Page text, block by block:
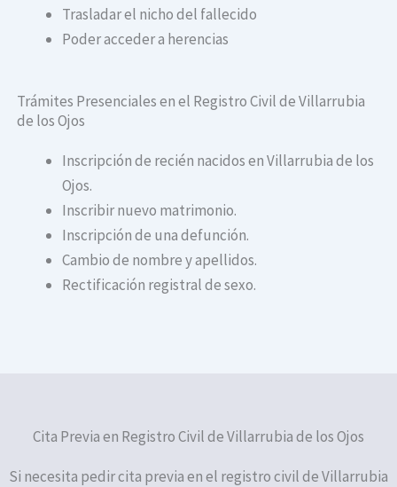
Trasladar el nicho del fallecido
Poder acceder a herencias
Trámites Presenciales en el Registro Civil de Villarrubia
de los Ojos
Inscripción de recién nacidos en Villarrubia de los
Ojos.
Inscribir nuevo matrimonio.
Inscripción de una defunción.
Cambio de nombre y apellidos.
Rectificación registral de sexo.
Cita Previa en Registro Civil de Villarrubia de los Ojos
Si necesita pedir cita previa en el registro civil de Villarrubia